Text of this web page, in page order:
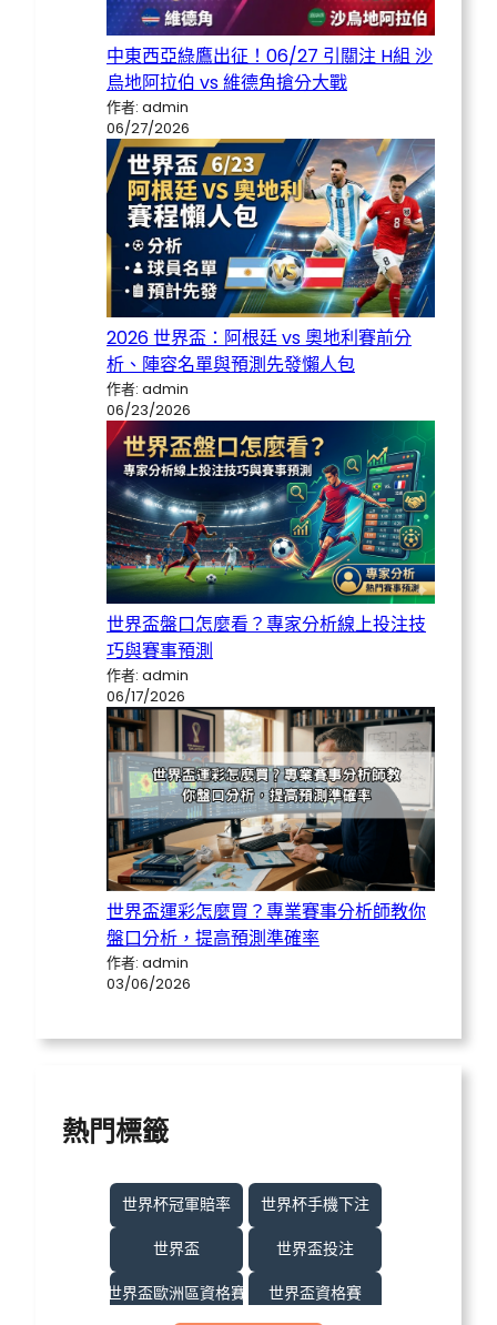
中東西亞綠鷹出征！06/27 引關注 H組 沙
烏地阿拉伯 vs 維德角搶分大戰
作者: admin
06/27/2026
2026 世界盃：阿根廷 vs 奧地利賽前分
析、陣容名單與預測先發懶人包
作者: admin
06/23/2026
世界盃盤口怎麼看？專家分析線上投注技
巧與賽事預測
作者: admin
06/17/2026
世界盃運彩怎麼買？專業賽事分析師教你
盤口分析，提高預測準確率
作者: admin
03/06/2026
熱門標籤
世界杯冠軍賠率
世界杯手機下注
世界盃
世界盃投注
世界盃歐洲區資格賽
世界盃資格賽